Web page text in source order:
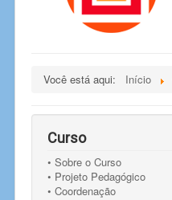
Você está aqui: Início
Curso
• Sobre o Curso
• Projeto Pedagógico
• Coordenação